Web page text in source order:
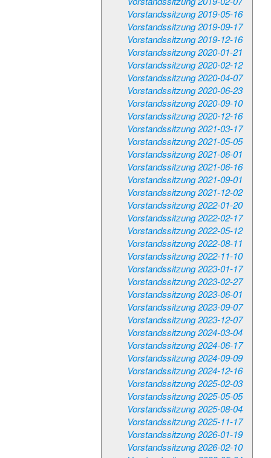
Vorstandssitzung 2019-05-16
Vorstandssitzung 2019-09-17
Vorstandssitzung 2019-12-16
Vorstandssitzung 2020-01-21
Vorstandssitzung 2020-02-12
Vorstandssitzung 2020-04-07
Vorstandssitzung 2020-06-23
Vorstandssitzung 2020-09-10
Vorstandssitzung 2020-12-16
Vorstandssitzung 2021-03-17
Vorstandssitzung 2021-05-05
Vorstandssitzung 2021-06-01
Vorstandssitzung 2021-06-16
Vorstandssitzung 2021-09-01
Vorstandssitzung 2021-12-02
Vorstandssitzung 2022-01-20
Vorstandssitzung 2022-02-17
Vorstandssitzung 2022-05-12
Vorstandssitzung 2022-08-11
Vorstandssitzung 2022-11-10
Vorstandssitzung 2023-01-17
Vorstandssitzung 2023-02-27
Vorstandssitzung 2023-06-01
Vorstandssitzung 2023-09-07
Vorstandssitzung 2023-12-07
Vorstandssitzung 2024-03-04
Vorstandssitzung 2024-06-17
Vorstandssitzung 2024-09-09
Vorstandssitzung 2024-12-16
Vorstandssitzung 2025-02-03
Vorstandssitzung 2025-05-05
Vorstandssitzung 2025-08-04
Vorstandssitzung 2025-11-17
Vorstandssitzung 2026-01-19
Vorstandssitzung 2026-02-10